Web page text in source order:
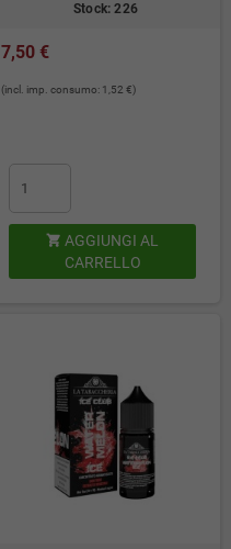
Stock: 226
7,50 €
(incl. imp. consumo: 1,52 €)
 AGGIUNGI AL
CARRELLO